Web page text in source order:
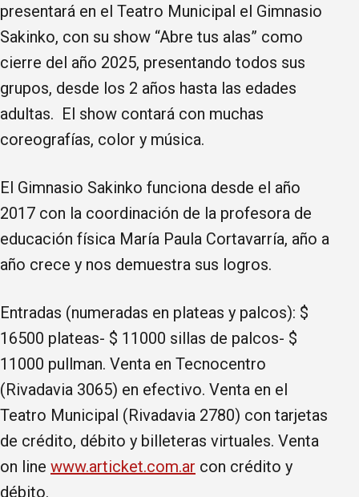
presentará en el Teatro Municipal el Gimnasio
Sakinko, con su show “Abre tus alas” como
cierre del año 2025, presentando todos sus
grupos, desde los 2 años hasta las edades
adultas. El show contará con muchas
coreografías, color y música.
El Gimnasio Sakinko funciona desde el año
2017 con la coordinación de la profesora de
educación física María Paula Cortavarría, año a
año crece y nos demuestra sus logros.
Entradas (numeradas en plateas y palcos): $
16500 plateas- $ 11000 sillas de palcos- $
11000 pullman. Venta en Tecnocentro
(Rivadavia 3065) en efectivo. Venta en el
Teatro Municipal (Rivadavia 2780) con tarjetas
de crédito, débito y billeteras virtuales. Venta
on line www.articket.com.ar con crédito y
débito.